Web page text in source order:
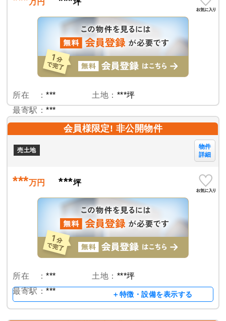
万円 坪
所在 ：***
最寄駅：***
土地： ***坪
会員様限定! 非公開物件
売土地
物件
詳細
***万円 ***坪
所在 ：***
最寄駅：***
土地： ***坪
＋特徴・設備を表示する